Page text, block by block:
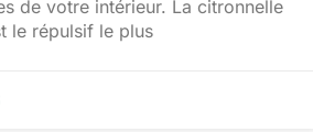
de votre intérieur. La citronnelle
le répulsif le plus